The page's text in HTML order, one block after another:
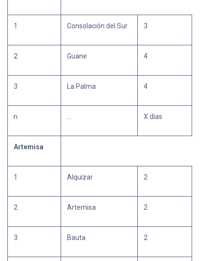
1 Consolación del Sur 3
2 Guane 4
3 La Palma 4
n X días
Artemisa
1 Alquízar 2
2 Artemisa 2
3 Bauta 2